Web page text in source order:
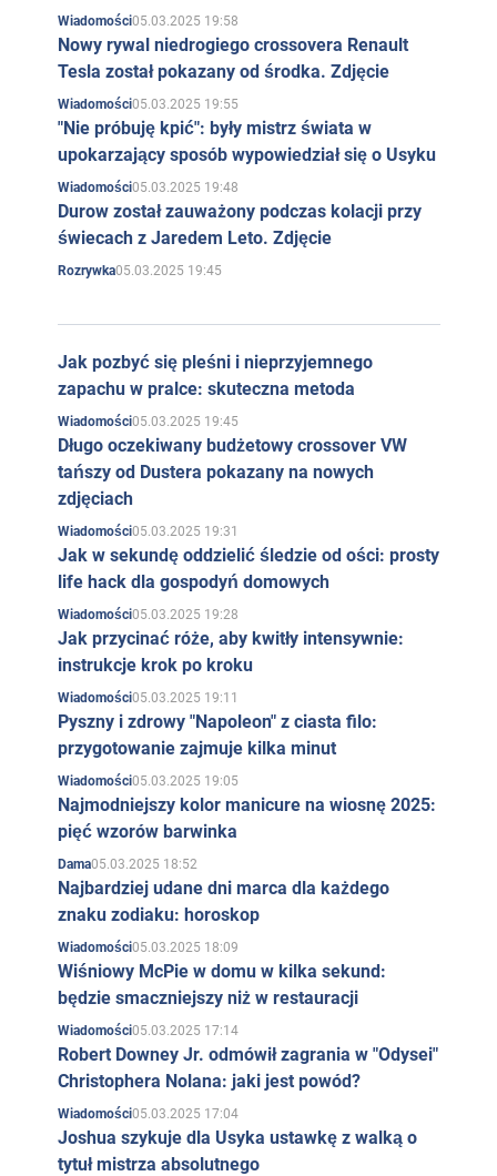
Wiadomości05.03.2025 19:58
Nowy rywal niedrogiego crossovera Renault
Tesla został pokazany od środka. Zdjęcie
Wiadomości05.03.2025 19:55
"Nie próbuję kpić": były mistrz świata w
upokarzający sposób wypowiedział się o Usyku
Wiadomości05.03.2025 19:48
Durow został zauważony podczas kolacji przy
świecach z Jaredem Leto. Zdjęcie
Rozrywka05.03.2025 19:45
Jak pozbyć się pleśni i nieprzyjemnego
zapachu w pralce: skuteczna metoda
Wiadomości05.03.2025 19:45
Długo oczekiwany budżetowy crossover VW
tańszy od Dustera pokazany na nowych
zdjęciach
Wiadomości05.03.2025 19:31
Jak w sekundę oddzielić śledzie od ości: prosty
life hack dla gospodyń domowych
Wiadomości05.03.2025 19:28
Jak przycinać róże, aby kwitły intensywnie:
instrukcje krok po kroku
Wiadomości05.03.2025 19:11
Pyszny i zdrowy "Napoleon" z ciasta filo:
przygotowanie zajmuje kilka minut
Wiadomości05.03.2025 19:05
Najmodniejszy kolor manicure na wiosnę 2025:
pięć wzorów barwinka
Dama05.03.2025 18:52
Najbardziej udane dni marca dla każdego
znaku zodiaku: horoskop
Wiadomości05.03.2025 18:09
Wiśniowy McPie w domu w kilka sekund:
będzie smaczniejszy niż w restauracji
Wiadomości05.03.2025 17:14
Robert Downey Jr. odmówił zagrania w "Odysei"
Christophera Nolana: jaki jest powód?
Wiadomości05.03.2025 17:04
Joshua szykuje dla Usyka ustawkę z walką o
tytuł mistrza absolutnego